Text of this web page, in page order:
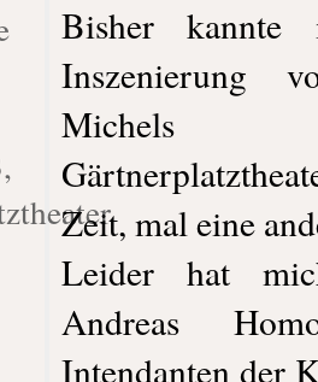
Bisher
Inszenierung
Michels
Zeit, mal eine
Leider hat
Andreas
Intendanten der